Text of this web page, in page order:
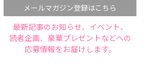
メールマガジン登録はこちら
最新記事のお知らせ、イベント、
読者企画、豪華プレゼントなどへの
応募情報をお届けします。